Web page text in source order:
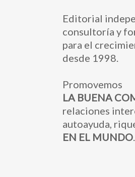
Editorial
consultoría y
para el
desde 1998.
Promovemos
LA BUENA
relaciones
autoayuda,
EN EL MUNDO.